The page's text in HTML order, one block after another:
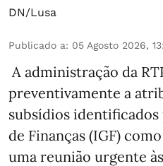
DN/Lusa
Publicado a: 05 Agosto 2026,
A administração da
preventivamente a
subsídios identificados
de Finanças (IGF)
uma reunião urgente